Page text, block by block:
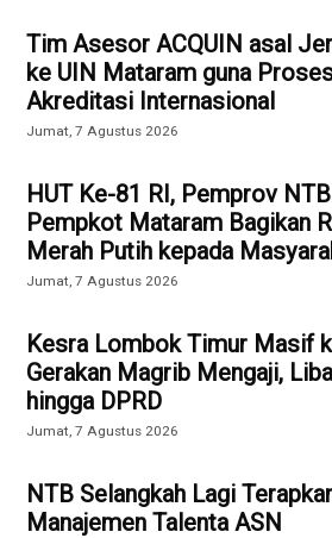
Tim Asesor ACQUIN asal
ke UIN Mataram guna
Akreditasi Internasional
Jumat, 7 Agustus 2026
HUT Ke-81 RI, Pemprov
Pempkot Mataram Bagikan
Merah Putih kepada
Jumat, 7 Agustus 2026
Kesra Lombok Timur Masif
Gerakan Magrib Mengaji,
hingga DPRD
Jumat, 7 Agustus 2026
NTB Selangkah Lagi
Manajemen Talenta ASN